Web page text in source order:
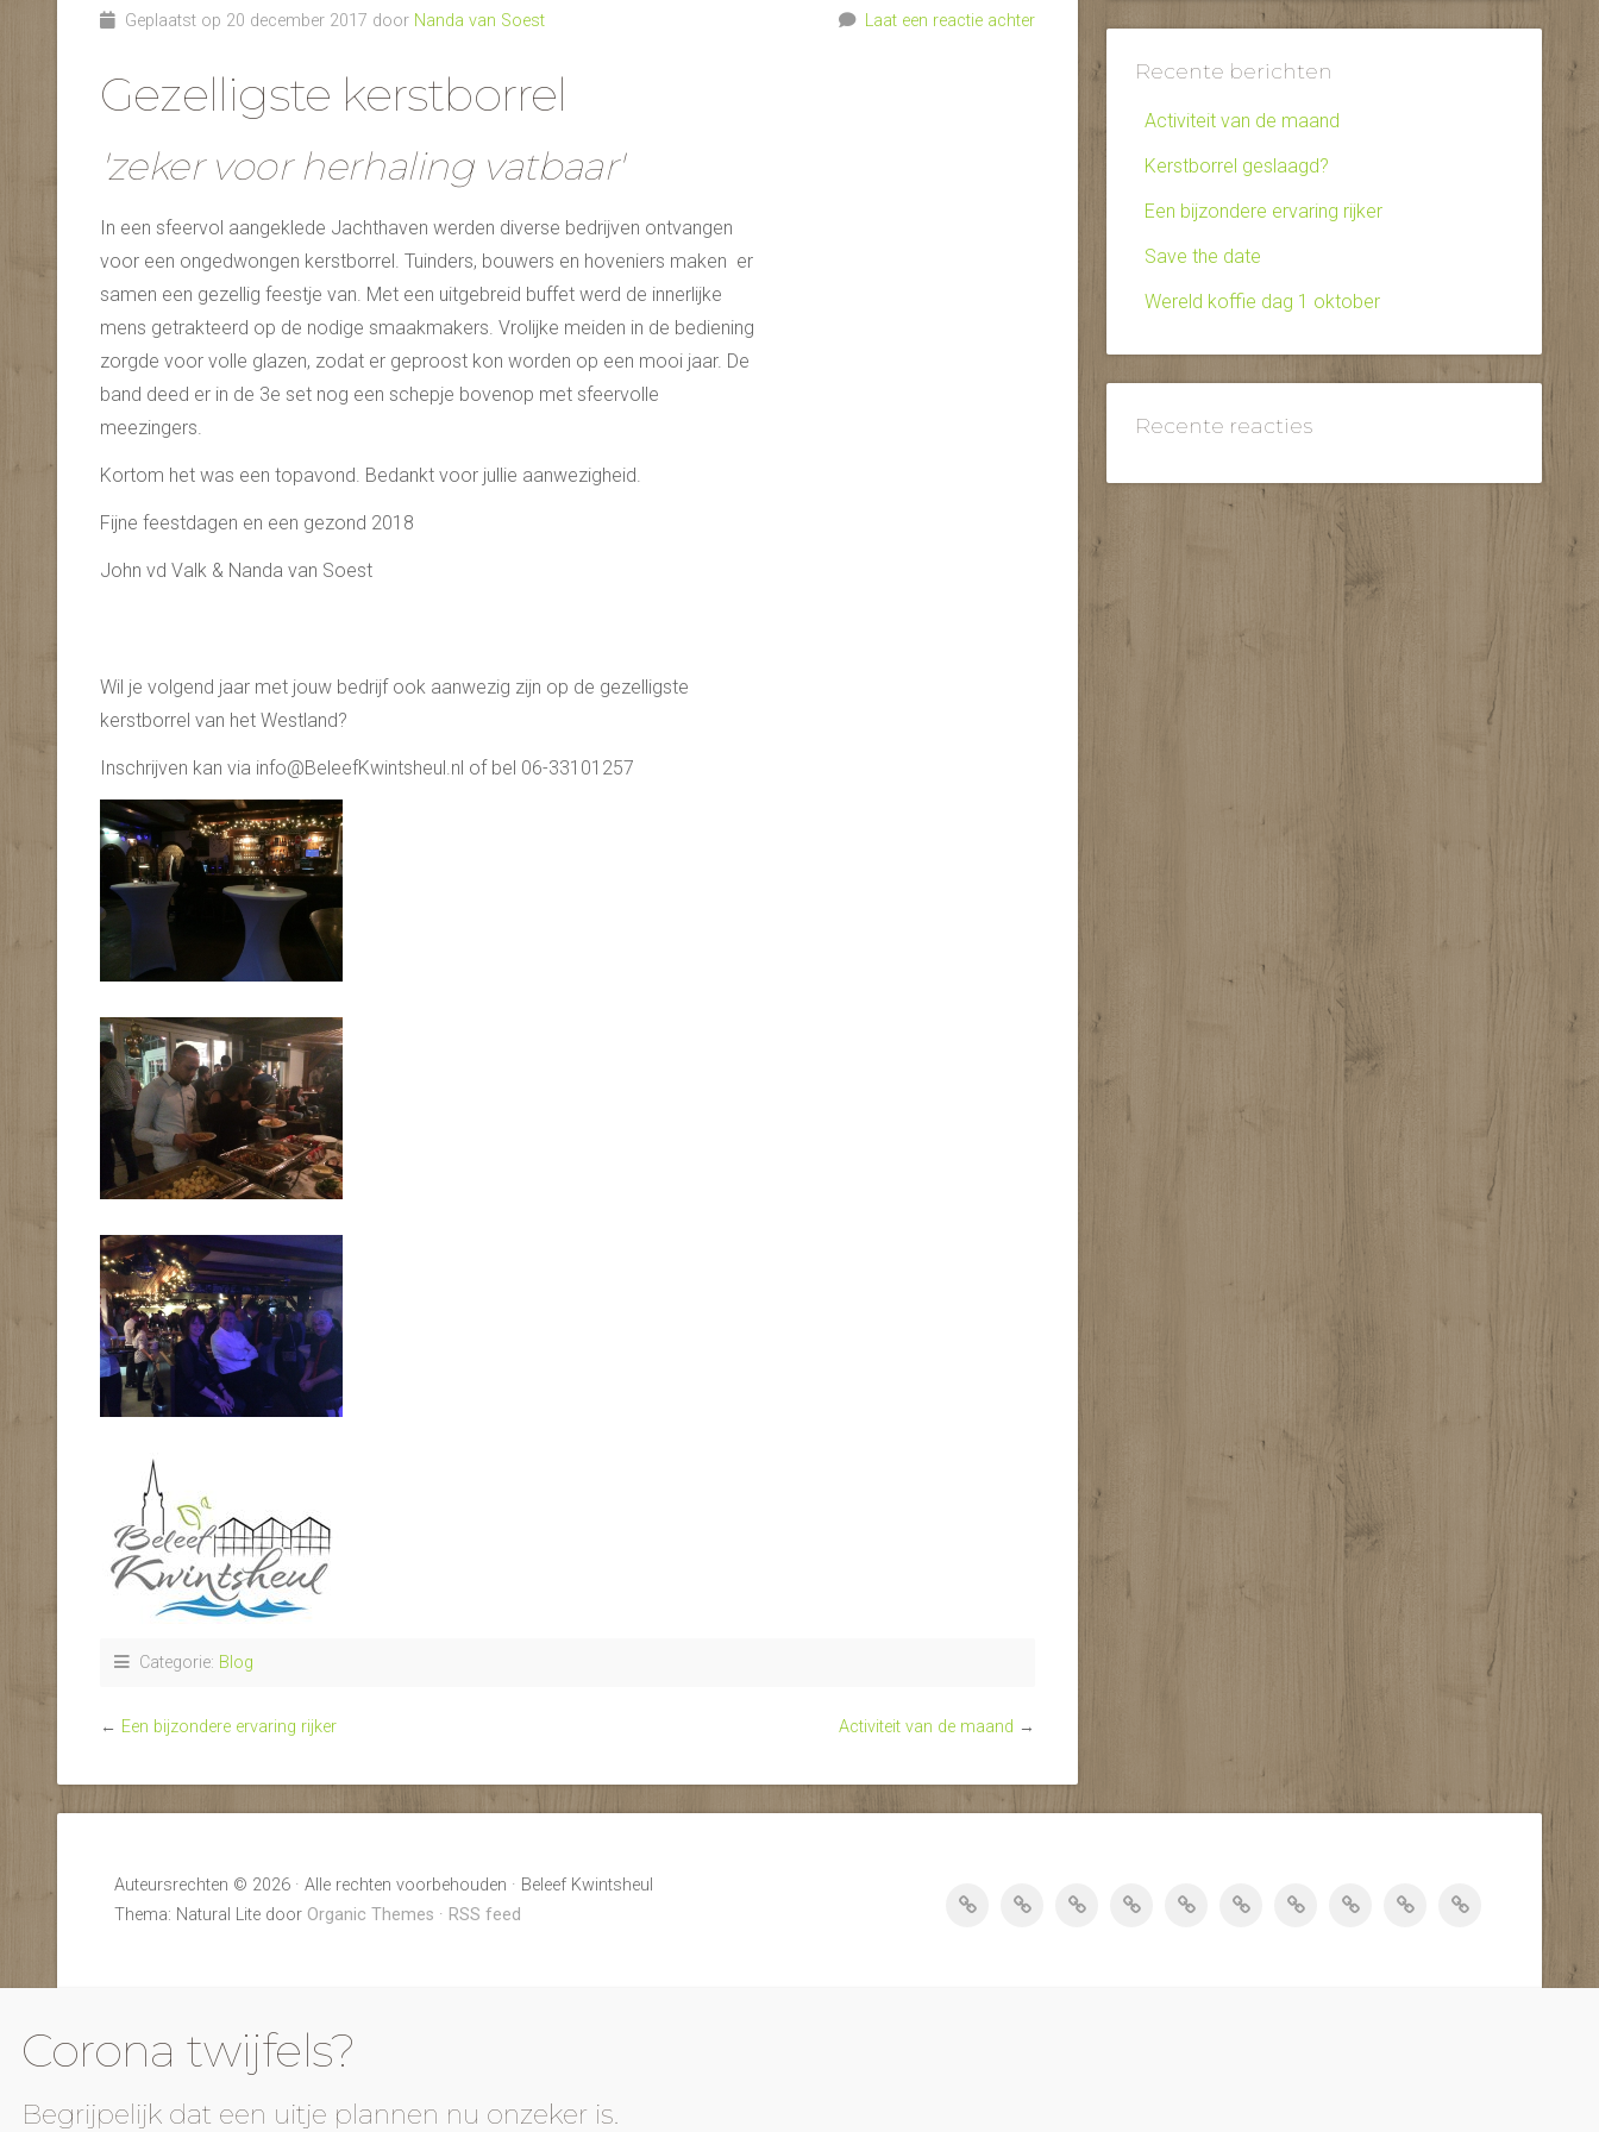
Geplaatst op 20 december 2017 door Nanda van Soest Laat een reactie achter
Gezelligste kerstborrel
'zeker voor herhaling vatbaar'
In een sfeervol aangeklede Jachthaven werden diverse bedrijven ontvangen
voor een ongedwongen kerstborrel. Tuinders, bouwers en hoveniers maken er
samen een gezellig feestje van. Met een uitgebreid buffet werd de innerlijke
mens getrakteerd op de nodige smaakmakers. Vrolijke meiden in de bediening
zorgde voor volle glazen, zodat er geproost kon worden op een mooi jaar. De
band deed er in de 3e set nog een schepje bovenop met sfeervolle
meezingers.
Kortom het was een topavond. Bedankt voor jullie aanwezigheid.
Fijne feestdagen en een gezond 2018
John vd Valk & Nanda van Soest
Wil je volgend jaar met jouw bedrijf ook aanwezig zijn op de gezelligste
kerstborrel van het Westland?
Inschrijven kan via info@BeleefKwintsheul.nl of bel 06-33101257
Categorie: Blog
← Een bijzondere ervaring rijker Activiteit van de maand →
Recente berichten
Activiteit van de maand
Kerstborrel geslaagd?
Een bijzondere ervaring rijker
Save the date
Wereld koffie dag 1 oktober
Recente reacties
Auteursrechten © 2026 · Alle rechten voorbehouden · Beleef Kwintsheul
Thema: Natural Lite door Organic Themes · RSS feed
Corona twijfels?
Begrijpelijk dat een uitje plannen nu onzeker is.